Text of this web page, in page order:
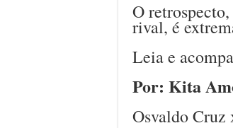
O
rival, é
Leia e
Por: Kita
Osvaldo